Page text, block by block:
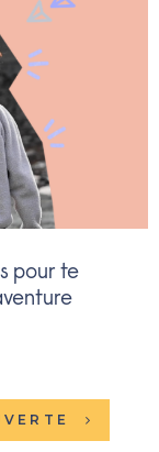
pour te